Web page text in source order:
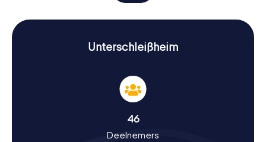
opdrachten kunt volbrengen. Elke bezienswaardigheid
heeft zijn eigen uitdagingen en verhalen voor je in petto.
Geschiedenis en cultuur tijdens een speurtocht
Tijdens onze speurtochten leer je meer over de rijke
geschiedenis en cultuur van Unterschleißheim. De stad
werd voor het eerst rond 785 na Christus in documenten
geschiedenis gekend. Wist je dat Unterschleißheim ooit
een belangrijke locatie was voor Romeinse
Unterschleißheim
46
Deelnemers